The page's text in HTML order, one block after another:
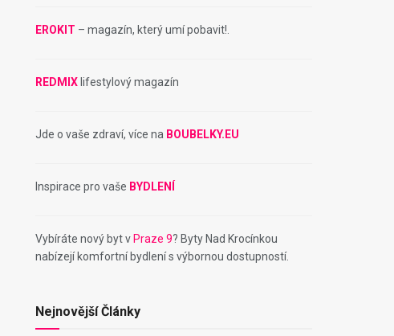
EROKIT – magazín, který umí pobavit!.
REDMIX lifestylový magazín
Jde o vaše zdraví, více na BOUBELKY.EU
Inspirace pro vaše BYDLENÍ
Vybíráte nový byt v Praze 9? Byty Nad Krocínkou
nabízejí komfortní bydlení s výbornou dostupností.
Nejnovější Články